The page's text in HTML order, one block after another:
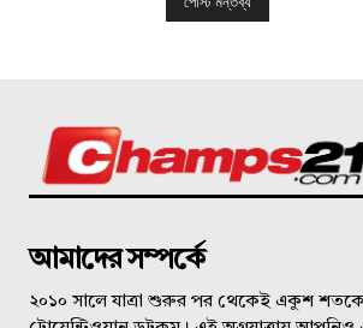
আমাদের সম্পর্কে
২০১০ সালে যাত্রা শুরুর পর থেকেই একুশ